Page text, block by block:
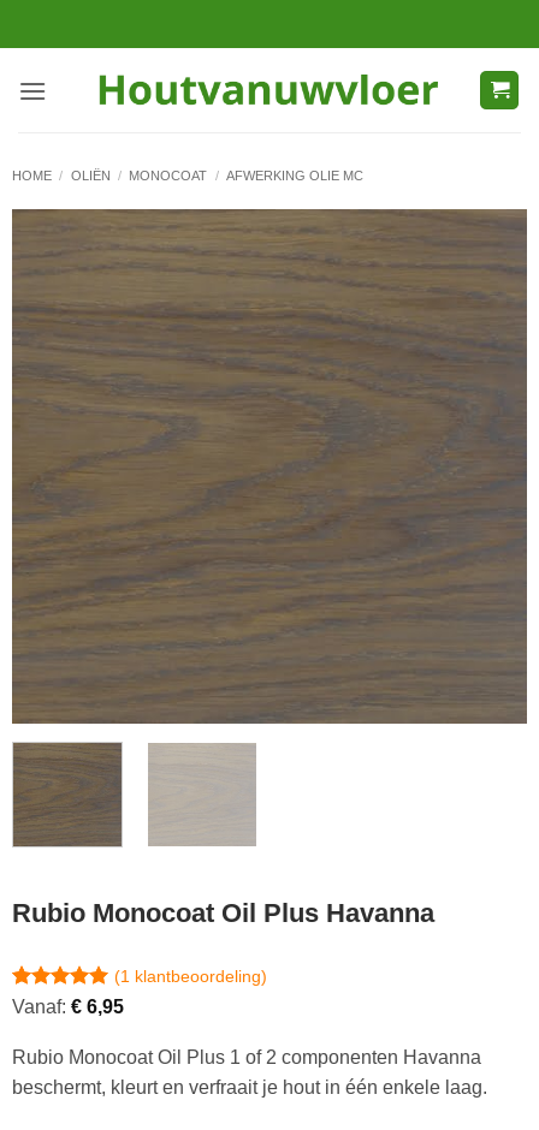
naar
HOME / OLIËN / MONOCOAT / AFWERKING OLIE MC
Rubio Monocoat Oil Plus Havanna
Gewaardeerd
op
1
klantbeoordeling
(1 klantbeoordeling)
Vanaf: €6,95
Rubio Monocoat Oil Plus 1 of 2 componenten Havanna
beschermt, kleurt en verfraait je hout in één enkele laag.